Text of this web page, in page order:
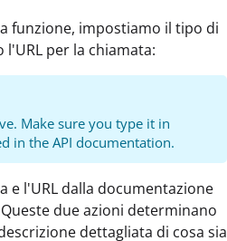
funzione, impostiamo il tipo di
l'URL per la chiamata:
Make sure you type it in
in the API documentation.
e l'URL dalla documentazione
due azioni determinano
dettagliata di cosa sia